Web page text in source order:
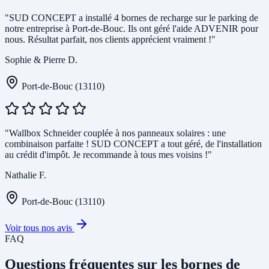
"SUD CONCEPT a installé 4 bornes de recharge sur le parking de
notre entreprise à Port-de-Bouc. Ils ont géré l'aide ADVENIR pour
nous. Résultat parfait, nos clients apprécient vraiment !"
Sophie & Pierre D.
Port-de-Bouc (13110)
"Wallbox Schneider couplée à nos panneaux solaires : une
combinaison parfaite ! SUD CONCEPT a tout géré, de l'installation
au crédit d'impôt. Je recommande à tous mes voisins !"
Nathalie F.
Port-de-Bouc (13110)
Voir tous nos avis
FAQ
Questions fréquentes sur les bornes de